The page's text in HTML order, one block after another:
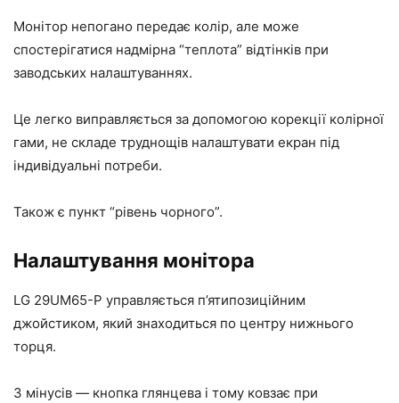
Монітор непогано передає колір, але може
спостерігатися надмірна “теплота” відтінків при
заводських налаштуваннях.
Це легко виправляється за допомогою корекції колірної
гами, не складе труднощів налаштувати екран під
індивідуальні потреби.
Також є пункт “рівень чорного”.
Налаштування монітора
LG 29UM65-P управляється п’ятипозиційним
джойстиком, який знаходиться по центру нижнього
торця.
З мінусів — кнопка глянцева і тому ковзає при